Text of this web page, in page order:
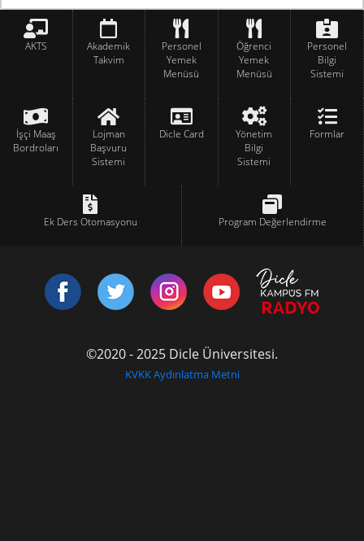
AKTS
Akademik
Takvim
Personel
Yemek
Menüsü
Öğrenci
Yemek
Menüsü
Personel
Bilgi
Sistemi
İşçi Maaş
Bordroları
Lojman
Başvuru
Sistemi
Dicle Card
Yönetim
Bilgi
Sistemi
Formlar
Ek Ders Otomasyonu Program Değerlendirme
©2020 - 2025 Dicle Üniversitesi.
KVKK Aydınlatma Metni